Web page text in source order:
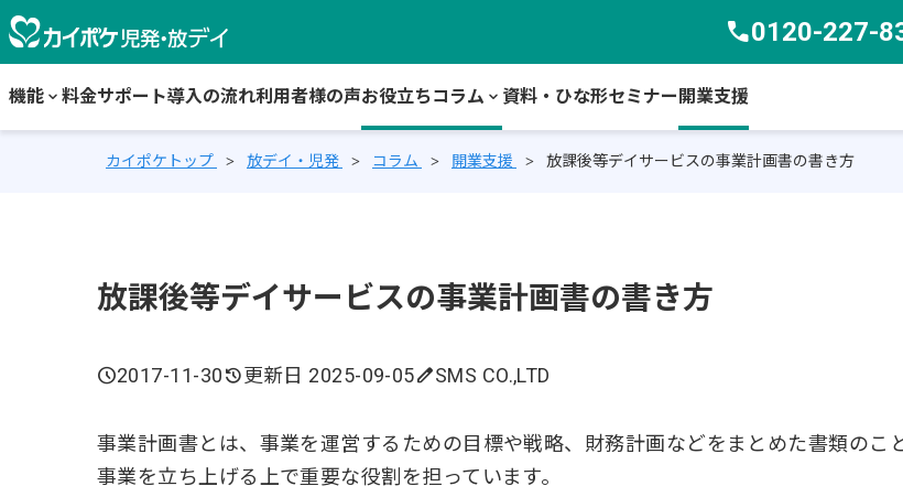
call0120-227-
機能 keyboard_arrow_down 料金サポート導入の流れ利用者様の声お役立ちコラム keyboard_arrow_down 資料・ひな形セミナー 開業支援
カイポケトップ 放デイ・児発 コラム 開業支援 放課後等デイサービスの事業計画書の書き方
放課後等デイサービスの事業計画書の書き方
schedule2017-11-30history更新日 2025-09-05editSMS CO.,LTD
事業計画書とは、事業を運営するための目標や戦略、財務計画などをまとめた書類のこと
事業を立ち上げる上で重要な役割を担っています。